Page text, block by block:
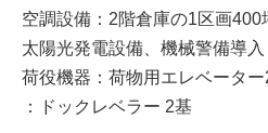
空調設備：2階倉庫の1区画400
太陽光発電設備、機械警備導入
荷役機器：荷物用エレベーター
：ドックレベラー 2基